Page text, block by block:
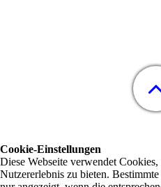
Cookie-Einstellungen
Diese Webseite verwendet
Nutzererlebnis zu bieten.